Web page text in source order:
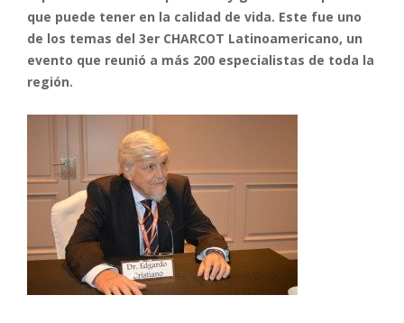
que puede tener en la calidad de vida. Este fue uno
de los temas del 3er CHARCOT Latinoamericano, un
evento que reunió a más 200 especialistas de toda la
región.